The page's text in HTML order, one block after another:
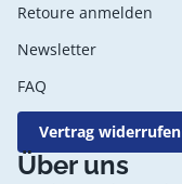
Retoure anmelden
Newsletter
FAQ
Vertrag widerrufen
Über uns
Datenschutzerklärung
AGB